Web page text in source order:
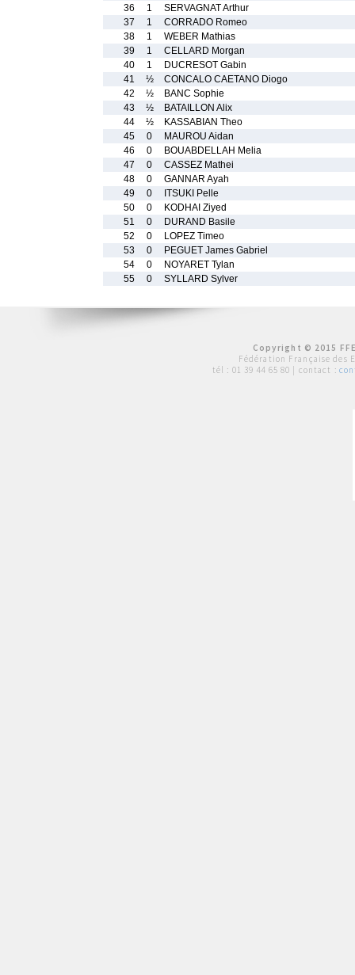
36
1
SERVAGNAT Arthur
37
1
CORRADO Romeo
38
1
WEBER Mathias
39
1
CELLARD Morgan
40
1
DUCRESOT Gabin
41
½
CONCALO CAETANO Diogo
42
½
BANC Sophie
43
½
BATAILLON Alix
44
½
KASSABIAN Theo
45
0
MAUROU Aidan
46
0
BOUABDELLAH Melia
47
0
CASSEZ Mathei
48
0
GANNAR Ayah
49
0
ITSUKI Pelle
50
0
KODHAI Ziyed
51
0
DURAND Basile
52
0
LOPEZ Timeo
53
0
PEGUET James Gabriel
54
0
NOYARET Tylan
55
0 SYLLARD Sylver
Copyright © 2015
Fédération Française des
tél : 01 39 44 65 80 | contact :